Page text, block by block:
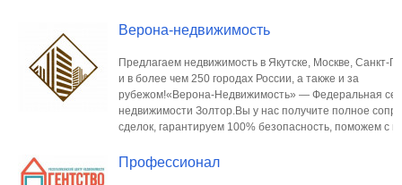
Верона-недвижимость
Предлагаем недвижимость в Якутске, Москве, Санкт-
и в более чем 250 городах России, а также и за
рубежом!«Верона-Недвижимость» — Федеральная
недвижимости Золтор.Вы у нас получите полное
сделок, гарантируем 100% безопасность, поможем с
Профессионал